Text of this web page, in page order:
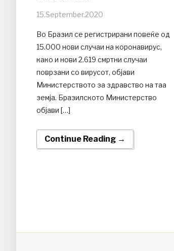
15.September.2020
Во Бразил се регистрирани повеќе од
15.000 нови случаи на коронавирус,
како и нови 2.619 смртни случаи
поврзани со вирусот, објави
Министерството за здравство на таа
земја. Бразилското Министерство
објави […]
Continue Reading →